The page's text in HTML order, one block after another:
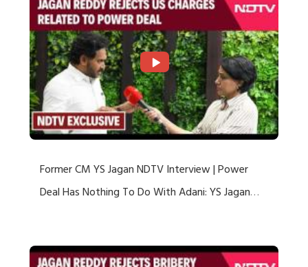
Former CM YS Jagan NDTV Interview | Power
Deal Has Nothing To Do With Adani: YS Jagan